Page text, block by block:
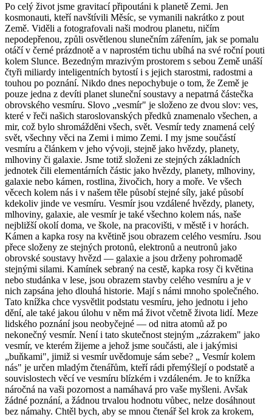
Po celý život jsme gravitací připoutáni k planetě Zemi. Jen
kosmonauti, kteří navštívili Měsíc, se vymanili nakrátko z pout
Země. Viděli a fotografovali naši modrou planetu, ničím
nepodepřenou, způli osvětlenou slunečním zářením, jak se pomalu
otáčí v černé prázdnotě a v naprostém tichu ubíhá na své roční pouti
kolem Slunce. Bezedným mrazivým prostorem s sebou Země unáší
čtyři miliardy inteligentních bytostí i s jejich starostmi, radostmi a
touhou po poznání. Nikdo dnes nepochybuje o tom, že Země je
pouze jedna z devíti planet sluneční soustavy a nepatrná částečka
obrovského vesmíru. Slovo „vesmír" je složeno ze dvou slov: ves,
které v řeči našich staroslovanských předků znamenalo všechen, a
mir, což bylo shromážděni všech, svět. Vesmír tedy znamená celý
svět, všechny věci na Zemi i mimo Zemi. I my jsme součástí
vesmíru a článkem v jeho vývoji, stejně jako hvězdy, planety,
mlhoviny či galaxie. Jsme totiž složeni ze stejných základních
jednotek čili elementárních částic jako hvězdy, planety, mlhoviny,
galaxie nebo kámen, rostlina, živočich, hory a moře. Ve všech
věcech kolem nás i v našem těle působí stejné síly, jaké působí
kdekoliv jinde ve vesmíru. Vesmír jsou vzdálené hvězdy, planety,
mlhoviny, galaxie, ale vesmír je také všechno kolem nás, naše
nejbližší okolí doma, ve škole, na pracovišti, v městě i v horách.
Kámen a kapka rosy na květině jsou obrazem celého vesmíru. Jsou
přece složeny ze stejných protonů, elektronů a neutronů jako
obrovské soustavy hvězd — galaxie a jsou drženy pohromadě
stejnými silami. Kamínek sebraný na cestě, kapka rosy či květina
nebo studánka v lese, jsou obrazem stavby celého vesmíru a je v
nich zapsána jeho dlouhá historie. Mají s námi mnoho společného.
Tato knížka chce vysvětlit podstatu vesmíru, jeho jednotu i jeho
dění, ale také jakou úlohu v něm má život včetně života lidí. Meze
lidského poznání jsou neobyčejné — od nitra atomů až po
nekonečný vesmír. Není i tato skutečnost stejným „zázrakem" jako
vesmír, ve kterém žijeme a jehož jsme součásti, ale i jakýmisi
„buňkami", jimiž si vesmír uvědomuje sám sebe? „ Vesmír kolem
nás" je určen mladým čtenářům, kteří rádi přemýšlejí o podstatě a
souvislostech věcí ve vesmíru blízkém i vzdáleném. Je to knížka
náročná na vaši pozornost a namáhavá pro vaše myšleni. Avšak
žádné poznání, a žádnou trvalou hodnotu vůbec, nelze dosáhnout
bez námahy. Chtěl bych, aby se mnou čtenář šel krok za krokem,